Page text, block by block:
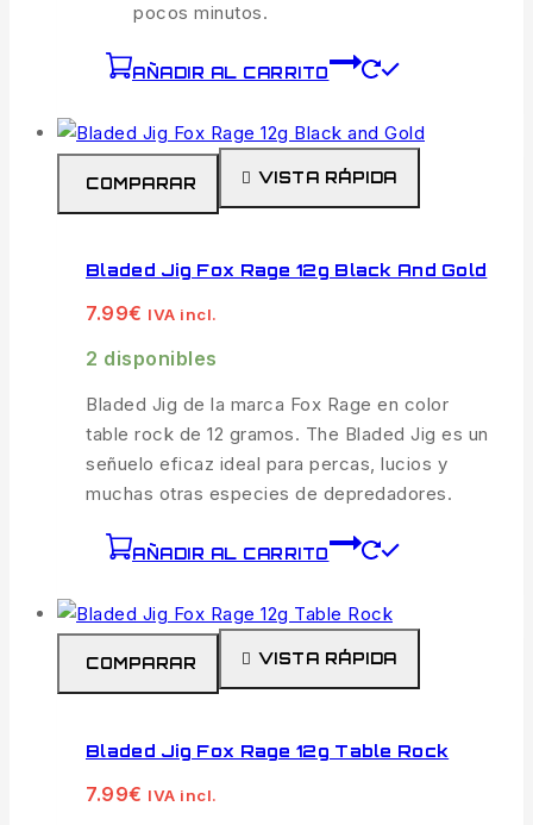
pocos minutos.
AÑADIR AL CARRITO
COMPARAR VISTA RÁPIDA
Bladed Jig Fox Rage 12g Black And Gold
7.99€ IVA incl.
2 disponibles
Bladed Jig de la marca Fox Rage en color
table rock de 12 gramos. The Bladed Jig es un
señuelo eficaz ideal para percas, lucios y
muchas otras especies de depredadores.
AÑADIR AL CARRITO
COMPARAR VISTA RÁPIDA
Bladed Jig Fox Rage 12g Table Rock
7.99€ IVA incl.